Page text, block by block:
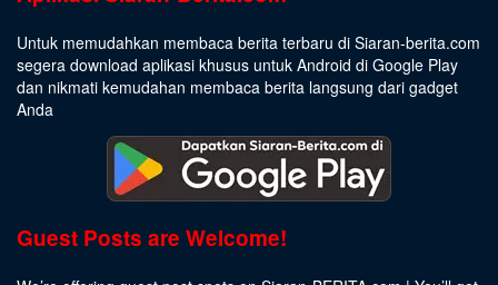
Untuk memudahkan membaca berita terbaru di Siaran-berita.com
segera download aplikasi khusus untuk Android di Google Play
dan nikmati kemudahan membaca berita langsung dari gadget
Anda
Guest Posts are Welcome!